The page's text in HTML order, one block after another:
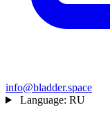
info@bladder.space
Language: RU